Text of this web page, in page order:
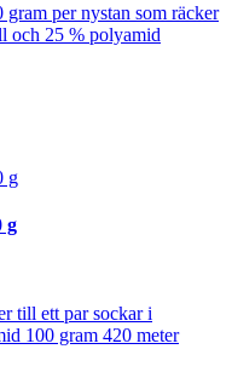
per nystan som räcker
och 25 % polyamid
g
till ett par sockar i
100 gram 420 meter